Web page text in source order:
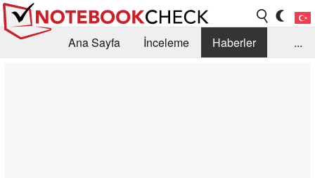
Ana Sayfa İnceleme
Haberler
...